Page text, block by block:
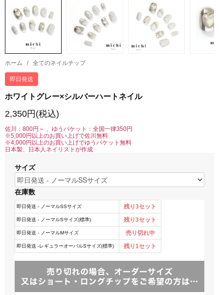
ホーム / 全てのネイルチップ
即日発送
ホワイトグレー×シルバーハートネイル
2,350円(税込)
佐川：800円～ 、ゆうパケット：全国一律350円
※5,000円以上のお買い上げで佐川無料
※4,000円以上のお買い上げでゆうパケット無料
日本製、日本人ネイリストが作成
サイズ
在庫数